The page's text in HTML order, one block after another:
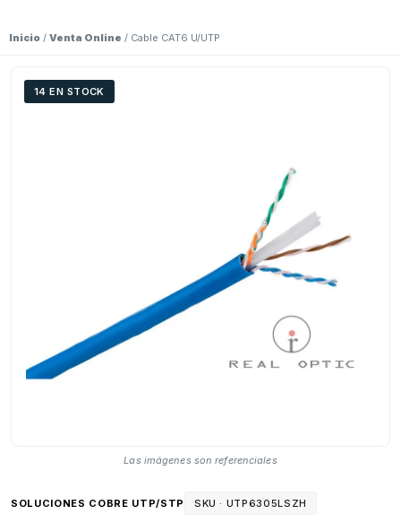
Inicio / Venta Online / Cable CAT6 U/UTP
14 EN STOCK
Las imágenes son referenciales
SOLUCIONES COBRE UTP/STP SKU · UTP6305LSZH